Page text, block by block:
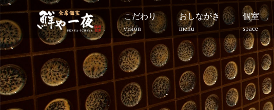
こだわり
vision
おしながき
menu
個室
space